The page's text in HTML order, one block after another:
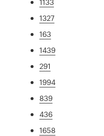
1327
163
1439
291
1994
839
436
1658